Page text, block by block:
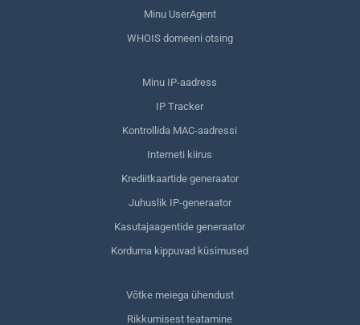
Minu UserAgent
WHOIS domeeni otsing
Minu IP-aadress
IP Tracker
Kontrollida MAC-aadressi
Interneti kiirus
Krediitkaartide generaator
Juhuslik IP-generaator
Kasutajaagentide generaator
Korduma kippuvad küsimused
Võtke meiega ühendust
Rikkumisest teatamine